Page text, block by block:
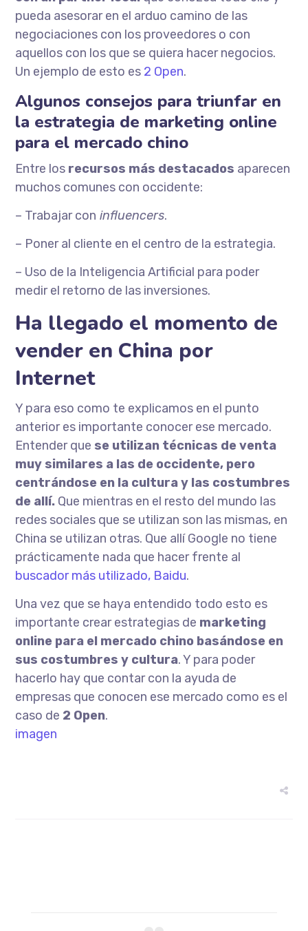
pueda asesorar en el arduo camino de las
negociaciones con los proveedores o con
aquellos con los que se quiera hacer negocios.
Un ejemplo de esto es 2 Open.
Algunos consejos para triunfar en
la estrategia de marketing online
para el mercado chino
Entre los recursos más destacados aparecen
muchos comunes con occidente:
– Trabajar con influencers.
– Poner al cliente en el centro de la estrategia.
– Uso de la Inteligencia Artificial para poder
medir el retorno de las inversiones.
Ha llegado el momento de
vender en China por
Internet
Y para eso como te explicamos en el punto
anterior es importante conocer ese mercado.
Entender que se utilizan técnicas de venta
muy similares a las de occidente, pero
centrándose en la cultura y las costumbres
de allí. Que mientras en el resto del mundo las
redes sociales que se utilizan son las mismas, en
China se utilizan otras. Que allí Google no tiene
prácticamente nada que hacer frente al
buscador más utilizado, Baidu.
Una vez que se haya entendido todo esto es
importante crear estrategias de marketing
online para el mercado chino basándose en
sus costumbres y cultura. Y para poder
hacerlo hay que contar con la ayuda de
empresas que conocen ese mercado como es el
caso de 2 Open.
imagen